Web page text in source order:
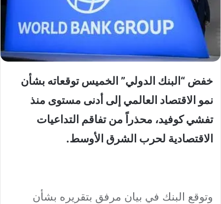
خفض “البنك الدولي” الخميس توقعاته بشأن
نمو الاقتصاد العالمي إلى أدنى مستوى منذ
تفشي كوفيد، محذراً من تفاقم التداعيات
الاقتصادية لحرب الشرق الأوسط.
وتوقع البنك في بيان مرفق بتقريره بشأن